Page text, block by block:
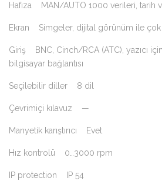
Hafıza MAN/AUTO 1000 verileri, tarih
Ekran Simgeler, dijital görünüm ile çok
Giriş BNC, Cinch/RCA (ATC), yazıcı
bilgisayar bağlantısı
Seçilebilir diller 8 dil
Çevrimiçi kılavuz —
Manyetik karıştırıcı Evet
Hız kontrolü 0…3000 rpm
IP protection IP 54